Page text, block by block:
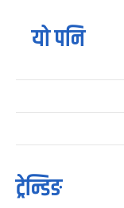
यो पनि
ट्रेन्डिङ